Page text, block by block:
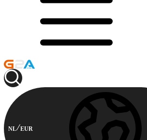
NL EUR